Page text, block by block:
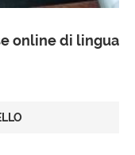
online di lingua